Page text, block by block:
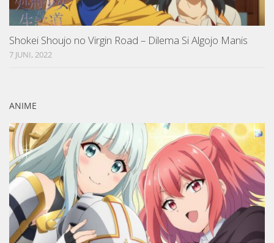
Shokei Shoujo no Virgin Road – Dilema Si Algojo Manis
7 JUNI, 2022
ANIME